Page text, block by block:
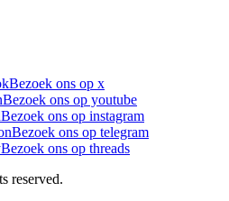
Bezoek ons op x
Bezoek ons op youtube
Bezoek ons op instagram
Bezoek ons op telegram
Bezoek ons op threads
reserved.